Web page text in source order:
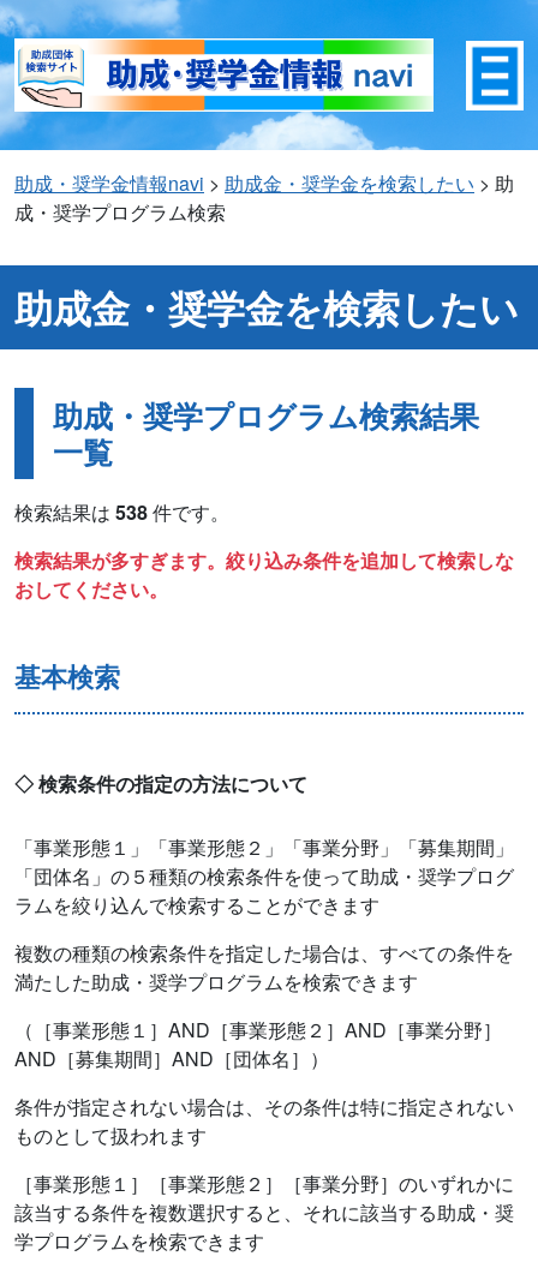
助成・奨学金情報navi > 助成金・奨学金を検索したい > 助
成・奨学プログラム検索
助成金・奨学金を検索したい
助成・奨学プログラム検索結果
一覧
検索結果は 538件です。
検索結果が多すぎます。絞り込み条件を追加して検索しな
おしてください。
基本検索
◇ 検索条件の指定の方法について
「事業形態１」「事業形態２」「事業分野」「募集期間」
「団体名」の５種類の検索条件を使って助成・奨学プログ
ラムを絞り込んで検索することができます
複数の種類の検索条件を指定した場合は、すべての条件を
満たした助成・奨学プログラムを検索できます
（［事業形態１］AND［事業形態２］AND［事業分野］
AND［募集期間］AND［団体名］）
条件が指定されない場合は、その条件は特に指定されない
ものとして扱われます
［事業形態１］［事業形態２］［事業分野］のいずれかに
該当する条件を複数選択すると、それに該当する助成・奨
学プログラムを検索できます